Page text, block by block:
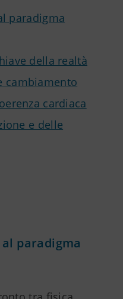
paradigma
della realtà
cambiamento
cardiaca
e delle
paradigma